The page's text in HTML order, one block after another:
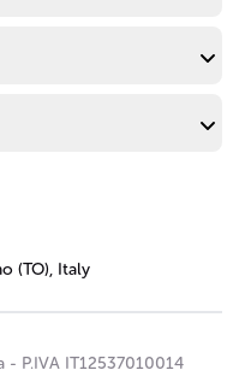
(TO), Italy
- P.IVA IT12537010014